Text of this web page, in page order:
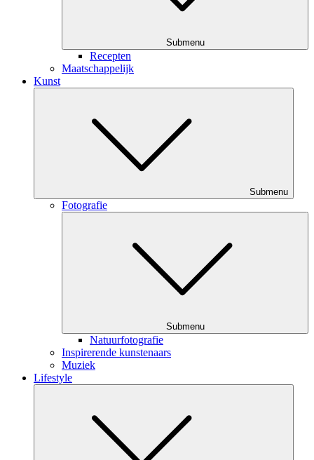
Submenu
Recepten
Maatschappelijk
Kunst
Submenu
Fotografie
Submenu
Natuurfotografie
Inspirerende kunstenaars
Muziek
Lifestyle